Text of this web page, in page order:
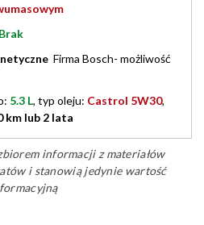
Brak
Firma Bosch- możliwość
5.3 L, typ oleju: Castrol 5W30,
km lub 2 lata
informacji z materiałów
i stanowią jedynie wartość